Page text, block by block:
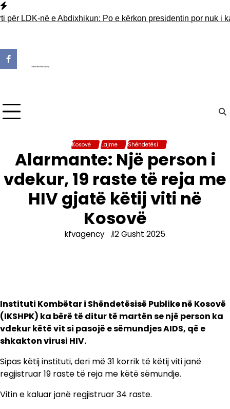
Skip
toLDK-në e Abdixhikun: Po e kërkon presidentin por nuk i ka
Kosovë Lajme Shëndetësi
Alarmante: Një person i
vdekur, 19 raste të reja me
HIV gjatë këtij viti në
Kosovë
kfvagency 12 Gusht 2025
Instituti Kombëtar i Shëndetësisë Publike në Kosovë
(IKSHPK) ka bërë të ditur të martën se një person ka
vdekur këtë vit si pasojë e sëmundjes AIDS, që e
shkakton virusi HIV.
Sipas këtij instituti, deri më 31 korrik të këtij viti janë
regjistruar 19 raste të reja me këtë sëmundje.
Vitin e kaluar janë regjistruar 34 raste.